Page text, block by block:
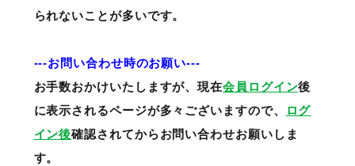
られないことが多いです。
---お問い合わせ時のお願い---
お手数おかけいたしますが、現在会員ログイン後
に表示されるページが多々ございますので、
ログ
イン後確認されてからお問い合わせお願いしま
す。